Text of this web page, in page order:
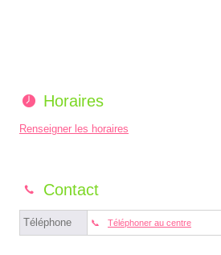
Horaires
Renseigner les horaires
Contact
Téléphone Téléphoner au centre